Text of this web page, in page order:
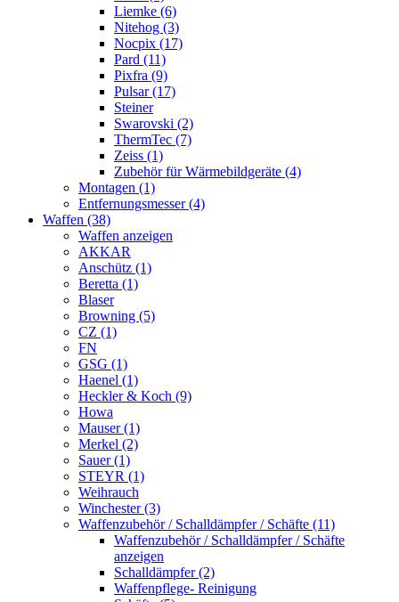
Liemke (6)
Nitehog (3)
Nocpix (17)
Pard (11)
Pixfra (9)
Pulsar (17)
Steiner
Swarovski (2)
ThermTec (7)
Zeiss (1)
Zubehör für Wärmebildgeräte (4)
Montagen (1)
Entfernungsmesser (4)
Waffen (38)
Waffen anzeigen
AKKAR
Anschütz (1)
Beretta (1)
Blaser
Browning (5)
CZ (1)
FN
GSG (1)
Haenel (1)
Heckler & Koch (9)
Howa
Mauser (1)
Merkel (2)
Sauer (1)
STEYR (1)
Weihrauch
Winchester (3)
Waffenzubehör / Schalldämpfer / Schäfte (11)
Waffenzubehör / Schalldämpfer / Schäfte
anzeigen
Schalldämpfer (2)
Waffenpflege- Reinigung